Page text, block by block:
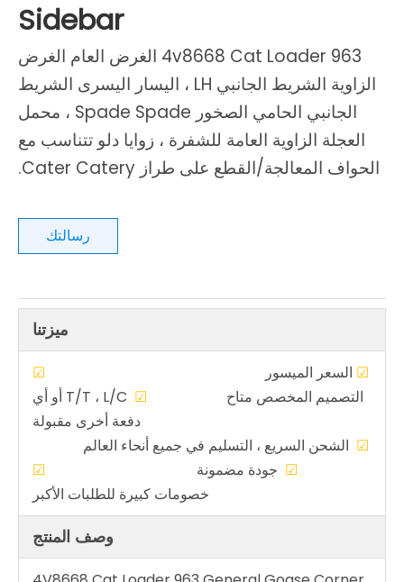
Sidebar
4v8668 Cat Loader 963 الغرض العام الغرض
الزاوية الشريط الجانبي LH ، اليسار اليسرى الشريط
الجانبي الحامي الصخور Spade Spade ، محمل
العجلة الزاوية العامة للشفرة ، زوايا دلو تتناسب مع
الحواف المعالجة/القطع على طراز Cater Catery.
رسالتك
ميزتنا
☑ السعر الميسور ☑
التصميم المخصص متاح ☑
T/T ، L/C أو أي
دفعة أخرى مقبولة
☑ الشحن السريع ، التسليم في جميع أنحاء العالم
☑ جودة مضمونة ☑
خصومات كبيرة للطلبات الأكبر
وصف المنتج